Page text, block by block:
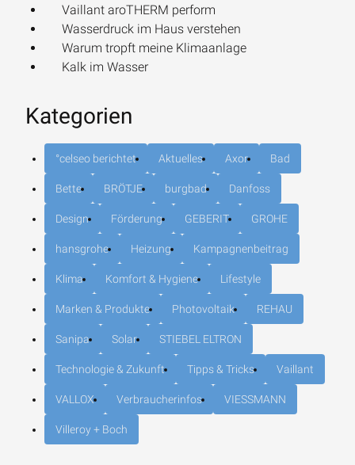
Vaillant aroTHERM perform
Wasserdruck im Haus verstehen
Warum tropft meine Klimaanlage
Kalk im Wasser
Kategorien
°celseo berichtet Aktuelles Axor Bad
Bette BRÖTJE burgbad Danfoss
Design Förderung GEBERIT GROHE
hansgrohe Heizung Kampagnenbeitrag
Klima Komfort & Hygiene Lifestyle
Marken & Produkte Photovoltaik REHAU
Sanipa Solar STIEBEL ELTRON
Technologie & Zukunft Tipps & Tricks Vaillant
VALLOX Verbraucherinfos VIESSMANN
Villeroy + Boch